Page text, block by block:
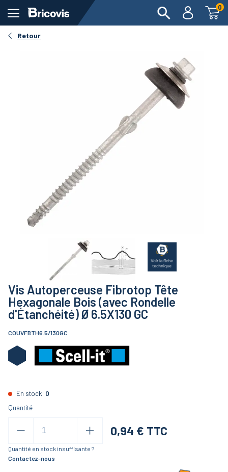
0
Retour
Vis Autoperceuse Fibrotop Tête
Hexagonale Bois (avec Rondelle
d'Étanchéité) Ø 6.5X130 GC
COUVFBTH6.5/130GC
En stock: 0
Quantité
0,94 € TTC
Quantité en stock insuffisante ?
Contactez-nous